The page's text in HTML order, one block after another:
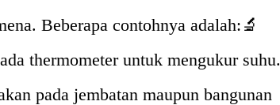
Beberapa contohnya adalah:🔬
thermometer untuk mengukur suhu.
pada jembatan maupun bangunan